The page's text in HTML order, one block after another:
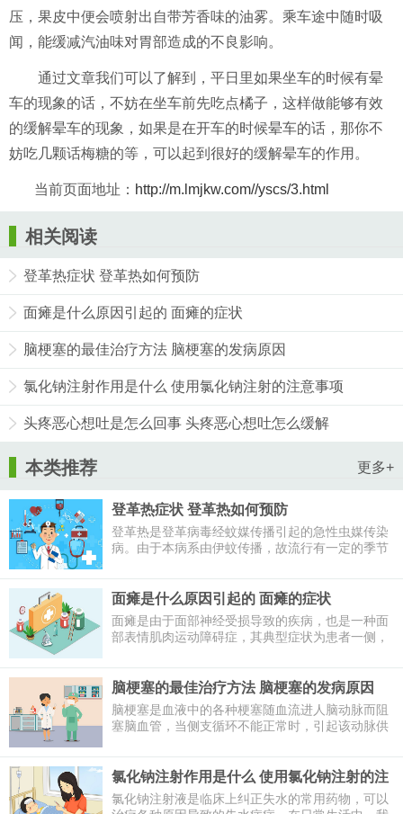
压，果皮中便会喷射出自带芳香味的油雾。乘车途中随时吸
闻，能缓减汽油味对胃部造成的不良影响。
通过文章我们可以了解到，平日里如果坐车的时候有晕
车的现象的话，不妨在坐车前先吃点橘子，这样做能够有效
的缓解晕车的现象，如果是在开车的时候晕车的话，那你不
妨吃几颗话梅糖的等，可以起到很好的缓解晕车的作用。
当前页面地址： http://m.lmjkw.com//yscs/3.html
相关阅读
登革热症状 登革热如何预防
面瘫是什么原因引起的 面瘫的症状
脑梗塞的最佳治疗方法 脑梗塞的发病原因
氯化钠注射作用是什么 使用氯化钠注射的注意事项
头疼恶心想吐是怎么回事 头疼恶心想吐怎么缓解
本类推荐 更多+
登革热症状 登革热如何预防
登革热是登革病毒经蚊媒传播引起的急性虫媒传染
病。由于本病系由伊蚊传播，故流行有一定的季节
那么登革热症状有哪些呢？下面一起来了解一下。
面瘫是什么原因引起的 面瘫的症状
面瘫是由于面部神经受损导致的疾病，也是一种面
部表情肌肉运动障碍症，其典型症状为患者一侧，
障碍，不能做正常的努嘴、吹气、喝水、吃饭、咀
嚼、眨眼、皱眉等动作。那么面瘫是什么原因引起
的呢？下面一起来看看。
脑梗塞的最佳治疗方法 脑梗塞的发病原因
脑梗塞是血液中的各种梗塞随血流进人脑动脉而阻
塞脑血管，当侧支循环不能正常时，引起该动脉供
属于缺血性脑血管疾病。那么脑梗塞怎么治疗呢？
下面就为大家讲讲脑梗塞的最佳治疗方法。
氯化钠注射作用是什么 使用氯化钠注射的注
意事项
氯化钠注射液是临床上纠正失水的常用药物，可以